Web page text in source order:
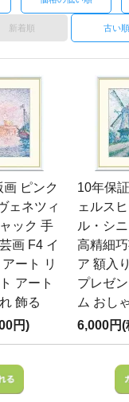
新着順 古い順
ピンク
ェネツィ
ック 手
画 F4 イ
ート リ
アート
飾る
円)
10年保
ェルス
ル・シ
高精細
ア 額入
プレゼ
ム おし
6,000円